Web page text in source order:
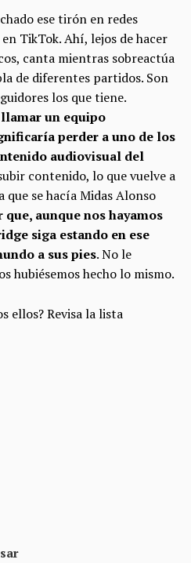
ese tirón en redes
TikTok. Ahí, lejos de hacer
canta mientras sobreactúa
de diferentes partidos. Son
los que tiene.
un equipo
perder a uno de los
audiovisual del
contenido, lo que vuelve a
se hacía Midas Alonso
que, aunque nos hayamos
siga estando en ese
a sus pies. No le
hubiésemos hecho lo mismo.
ellos? Revisa la lista